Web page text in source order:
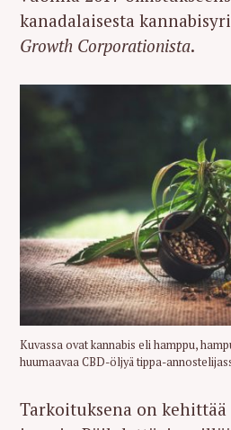
kanadalaisesta
Growth Corporationista.
Kuvassa ovat kannabis eli hamppu,
huumaavaa CBD-öljyä tippa-
Tarkoituksena on
r
f